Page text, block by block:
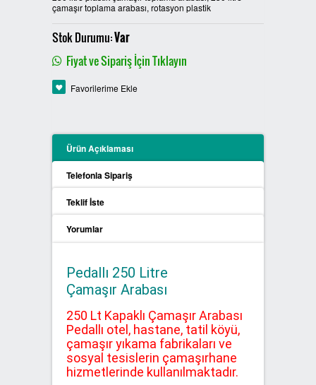
PLASTİK SIFIR ATIK KUTULARI
BOYALI SIFIR ATIK KUTULARI
METAL SIFIR ATIK KUTULARI
KUTULARI
PROCYCLE SIFIR ATIK
KUTULARI
PİL ATIK KUTULARI
SIFIR ATIK BİLGİLENDİRME
PANOSU
SIFIR ATIK ÇÖP POŞETLERİ
çamaşır toplama arabası, rotasyon plastik
Stok Durumu:Var
Fiyat ve Sipariş İçin Tıklayın
Favorilerime Ekle
Ürün Açıklaması
Telefonla Sipariş
Teklif İste
Yorumlar
Pedallı 250 Litre
Çamaşır Arabası
250 Lt Kapaklı Çamaşır Arabası
Pedallı otel, hastane, tatil köyü,
çamaşır yıkama fabrikaları ve
sosyal tesislerin çamaşırhane
hizmetlerinde kullanılmaktadır.